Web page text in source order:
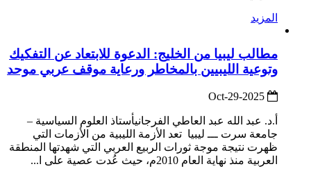
المزيد
مطالب ليبيا من الخليج: الدعوة للابتعاد عن التفكيك
وتوعية الليبيين بالمخاطر ورعاية موقف عربي موحد
أ‌.د. عبد الله عبد العاطي الفرجانيأستاذ العلوم السياسية –
جامعة سرت ـــ ليبيا تعد الأزمة الليبية من الأزمات التي
ظهرت نتيجة موجة ثورات الربيع العربي التي شهدتها المنطقة
العربية منذ نهاية العام 2010م، حيث عُدت عصية على ا...